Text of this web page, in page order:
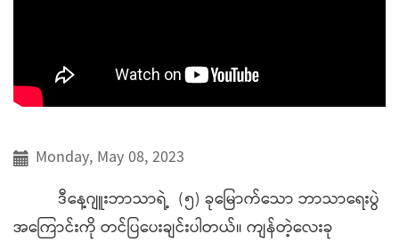
Monday, May 08, 2023
ဒီနေ့ဂျူးဘာသာရဲ့ (၅) ခုမြောက်သော ဘာသာရေးပွဲ
အကြောင်းကို တင်ပြပေးချင်းပါတယ်။ ကျန်တဲ့လေးခု